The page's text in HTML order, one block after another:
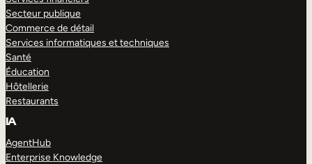
Secteur publique
Commerce de détail
Services informatiques et techniques
Santé
Éducation
Hôtellerie
Restaurants
IA
AgentHub
Enterprise Knowledge